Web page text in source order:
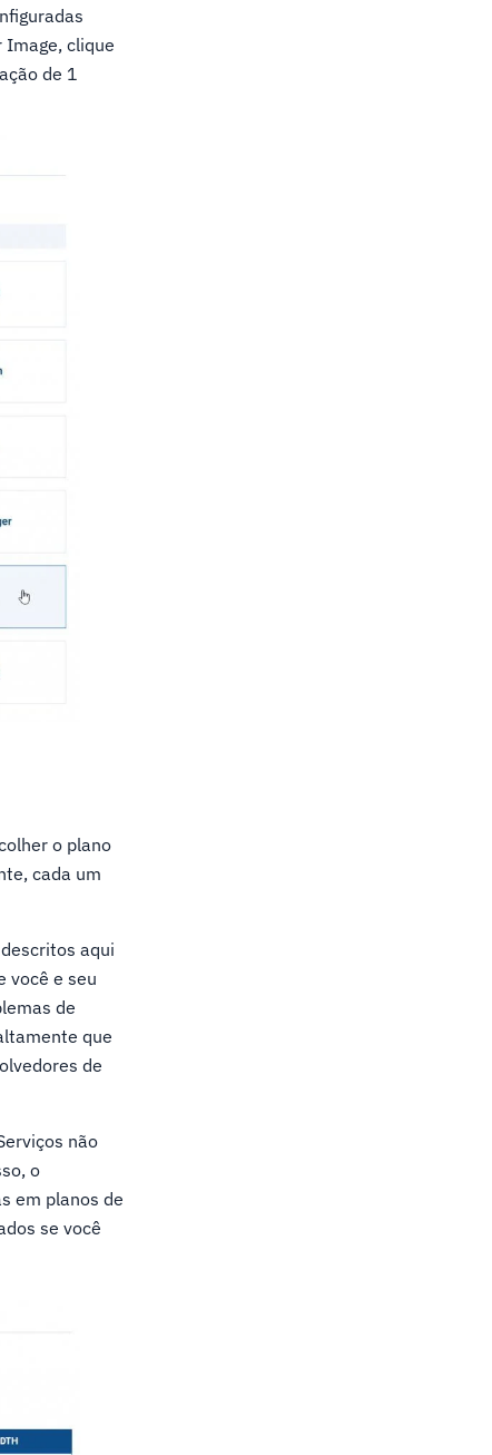
Image, clique
de 1
o plano
cada um
aqui
você e seu
de
que
de
não
o
em planos de
se você